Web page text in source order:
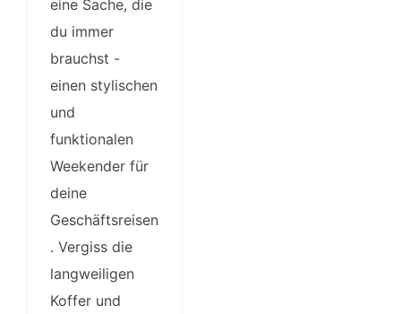
eine Sache, die
du immer
brauchst -
einen stylischen
und
funktionalen
Weekender für
deine
Geschäftsreisen
. Vergiss die
langweiligen
Koffer und